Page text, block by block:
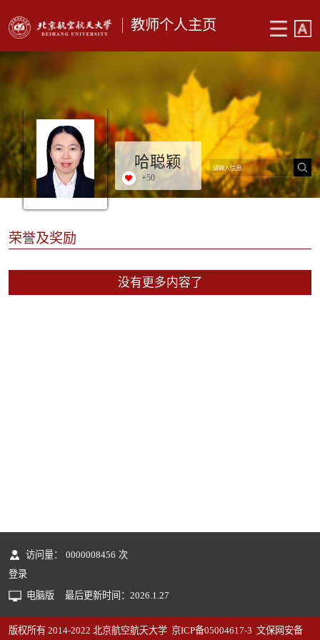
教师个人主页
哈聪颖
+50
荣誉及奖励
没有更多内容了
访问量： 0000008456 次
登录
电脑版
最后更新时间： 2026 1 27
版权所有 2014-2022 北京航空航天大学 京ICP备05004617-3 文保网安备